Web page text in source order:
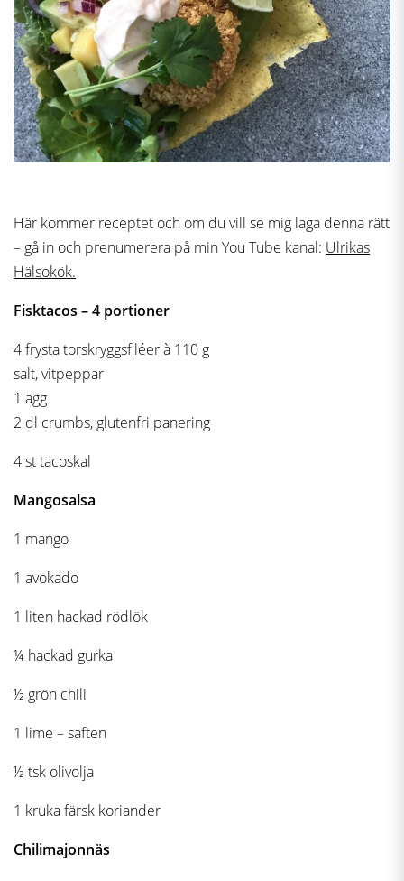
Här kommer receptet och om du vill se mig laga denna rätt
– gå in och prenumerera på min You Tube kanal: Ulrikas
Hälsokök.
Fisktacos – 4 portioner
4 frysta torskryggsfiléer à 110 g
salt, vitpeppar
1 ägg
2 dl crumbs, glutenfri panering
4 st tacoskal
Mangosalsa
1 mango
1 avokado
1 liten hackad rödlök
¼ hackad gurka
½ grön chili
1 lime – saften
½ tsk olivolja
1 kruka färsk koriander
Chilimajonnäs